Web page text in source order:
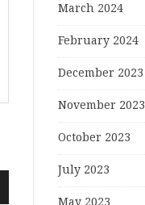
March 2024
February 2024
December 2023
November 2023
October 2023
July 2023
May 2023